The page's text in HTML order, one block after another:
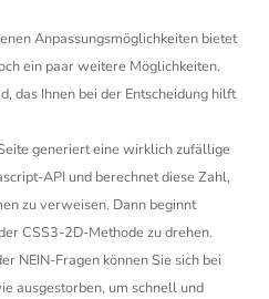
Anpassungsmöglichkeiten bietet
ein paar weitere Möglichkeiten.
das Ihnen bei der Entscheidung hilft
generiert eine wirklich zufällige
API und berechnet diese Zahl,
zu verweisen. Dann beginnt
CSS3-2D-Methode zu drehen.
NEIN-Fragen können Sie sich bei
ausgestorben, um schnell und